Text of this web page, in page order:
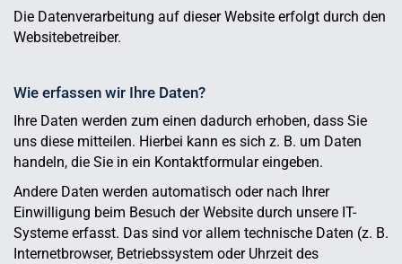
Die Datenverarbeitung auf dieser Website erfolgt durch den
Websitebetreiber.
Wie erfassen wir Ihre Daten?
Ihre Daten werden zum einen dadurch erhoben, dass Sie
uns diese mitteilen. Hierbei kann es sich z. B. um Daten
handeln, die Sie in ein Kontaktformular eingeben.
Andere Daten werden automatisch oder nach Ihrer
Einwilligung beim Besuch der Website durch unsere IT-
Systeme erfasst. Das sind vor allem technische Daten (z. B.
Internetbrowser, Betriebssystem oder Uhrzeit des